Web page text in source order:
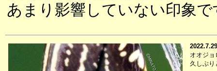
あまり影響していない印象で
2022.7.29
オオジ
久しぶ